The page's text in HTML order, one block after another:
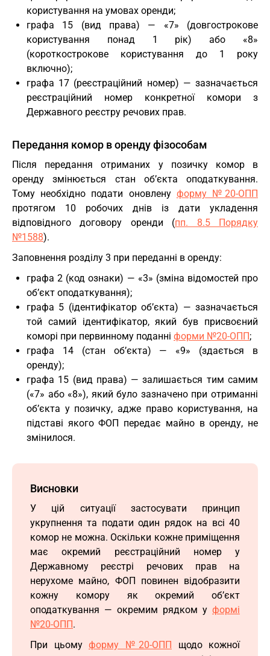
користування на умовах оренди;
графа 15 (вид права) — «7» (довгострокове
користування понад 1 рік) або «8»
(короткострокове користування до 1 року
включно);
графа 17 (реєстраційний номер) — зазначається
реєстраційний номер конкретної комори з
Державного реєстру речових прав.
Передання комор в оренду фізособам
Після передання отриманих у позичку комор в
оренду змінюється стан об’єкта оподаткування.
Тому необхідно подати оновлену форму №20-ОПП
протягом 10 робочих днів із дати укладення
відповідного договору оренди (пп. 8.5 Порядку
№1588).
Заповнення розділу 3 при переданні в оренду:
графа 2 (код ознаки) — «3» (зміна відомостей про
об’єкт оподаткування);
графа 5 (ідентифікатор об’єкта) — зазначається
той самий ідентифікатор, який був присвоєний
коморі при первинному поданні форми №20-ОПП;
графа 14 (стан об’єкта) — «9» (здається в
оренду);
графа 15 (вид права) — залишається тим самим
(«7» або «8»), який було зазначено при отриманні
об’єкта у позичку, адже право користування, на
підставі якого ФОП передає майно в оренду, не
змінилося.
Висновки
У цій ситуації застосувати принцип
укрупнення та подати один рядок на всі 40
комор не можна. Оскільки кожне приміщення
має окремий реєстраційний номер у
Державному реєстрі речових прав на
нерухоме майно, ФОП повинен відобразити
кожну комору як окремий об’єкт
оподаткування — окремим рядком у формі
№20-ОПП.
При цьому форму №20-ОПП щодо кожної